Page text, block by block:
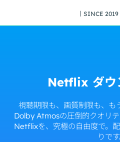
丨SINCE 2019
Netflix ダウ
視聴期限も、画質制限も、も
Dolby Atmosの圧倒的クオリテ
Netflixを、究極の自由度で。
りです